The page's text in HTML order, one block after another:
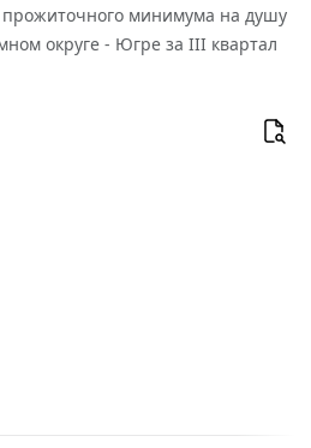
минимума на душу
округе - Югре за III квартал